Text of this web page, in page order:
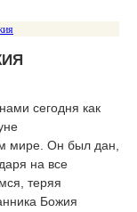
сегодня как
мире. Он был дан,
на все
теряя
Божия